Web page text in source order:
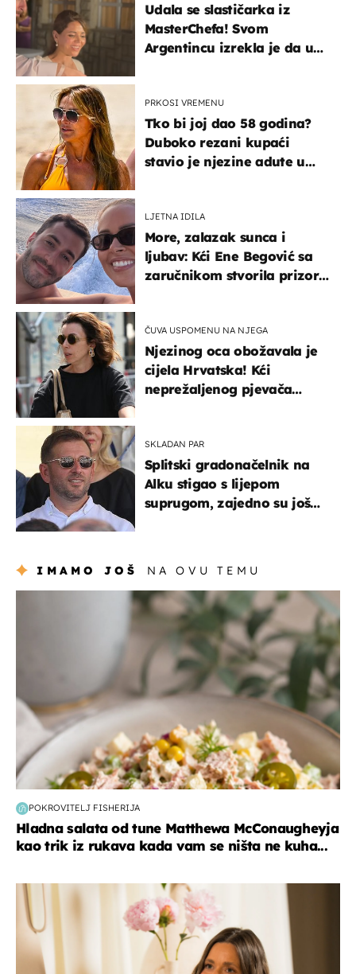
Udala se slastičarka iz
MasterChefa! Svom
Argentincu izrekla je da u
PRKOSI VREMENU
Tko bi joj dao 58 godina?
Duboko rezani kupaći
stavio je njezine adute u
LJETNA IDILA
More, zalazak sunca i
ljubav: Kći Ene Begović sa
zaručnikom stvorila prizor
ČUVA USPOMENU NA NJEGA
Njezinog oca obožavala je
cijela Hrvatska! Kći
neprežaljenog pjevača
SKLADAN PAR
Splitski gradonačelnik na
Alku stigao s lijepom
suprugom, zajedno su još
IMAMO JOŠ NA OVU TEMU
POKROVITELJ FISHERIJA
Hladna salata od tune Matthewa McConaugheyja
kao trik iz rukava kada vam se ništa ne kuha...
moda & ljepota